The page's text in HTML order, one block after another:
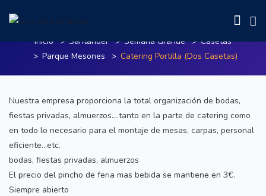
Catering Portilla (Dos Casetas)
Inicio Santander Semana Grande
Casetas
Parque Mesones
Catering Portilla (Dos Casetas)
Nuestra empresa proporciona la total organización de bodas,
fiestas privadas, almuerzos….tanto en la parte de catering como
en todo lo necesario para el montaje de mesas, carpas, personal
eficiente…etc.
bodas, fiestas privadas, almuerzos
El precio del pincho de feria mas bebida se mantiene en 3€.
Siempre abierto